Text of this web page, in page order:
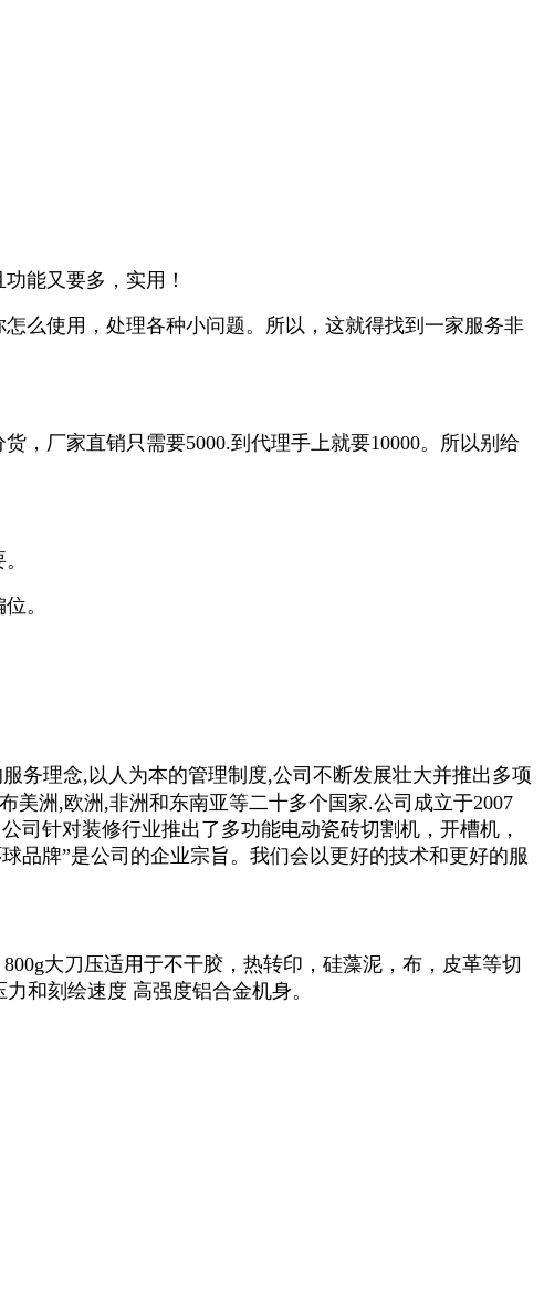
能又要多，实用！
么使用，处理各种小问题。所以，这就得找到一家服务非
，厂家直销只需要5000.到代理手上就要10000。所以别给
。
务理念,以人为本的管理制度,公司不断发展壮大并推出多项
美洲,欧洲,非洲和东南亚等二十多个国家.公司成立于2007
司针对装修行业推出了多功能电动瓷砖切割机，开槽机，
品牌”是公司的企业宗旨。我们会以更好的技术和更好的服
大刀压适用于不干胶，热转印，硅藻泥，布，皮革等切
和刻绘速度 高强度铝合金机身。